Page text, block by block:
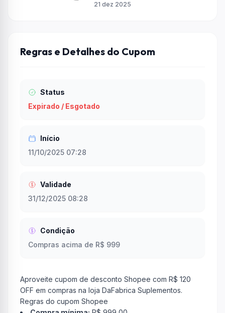
21 dez 2025
Regras e Detalhes do Cupom
Status
Expirado / Esgotado
Início
11/10/2025 07:28
Validade
31/12/2025 08:28
Condição
Compras acima de R$ 999
Aproveite cupom de desconto Shopee com R$ 120
OFF em compras na loja DaFabrica Suplementos.
Regras do cupom Shopee